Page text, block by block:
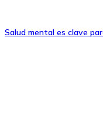
Salud mental es clave